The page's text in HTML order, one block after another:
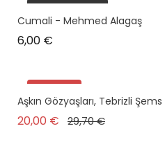
plus en stock
Cumali - Mehmed Alagaş
6,00 €
Promo !
Pack
Aşkın Gözyaşları, Tebrizli Şems
20,00 € Prix de base
29,70 €Prix